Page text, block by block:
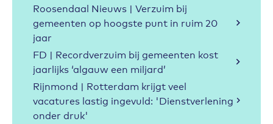
Roosendaal Nieuws | Verzuim bij
gemeenten op hoogste punt in ruim 20
jaar
FD | Recordverzuim bij gemeenten kost
jaarlijks ‘algauw een miljard’
Rijnmond | Rotterdam krijgt veel
vacatures lastig ingevuld: 'Dienstverlening
onder druk'